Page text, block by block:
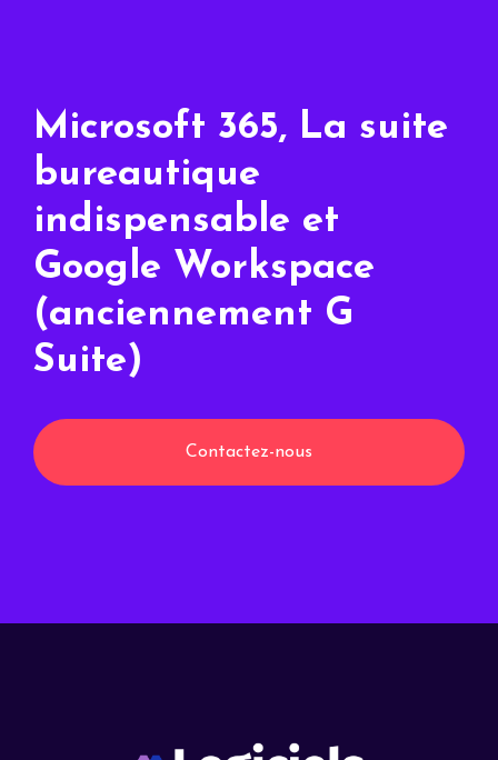
Microsoft 365, La suite
bureautique
indispensable et
Google Workspace
(anciennement G
Suite)
Contactez-nous